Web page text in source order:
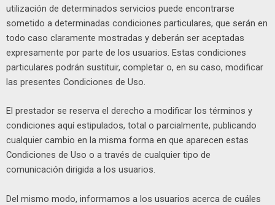
utilización de determinados servicios puede encontrarse
sometido a determinadas condiciones particulares, que serán en
todo caso claramente mostradas y deberán ser aceptadas
expresamente por parte de los usuarios. Estas condiciones
particulares podrán sustituir, completar o, en su caso, modificar
las presentes Condiciones de Uso.
El prestador se reserva el derecho a modificar los términos y
condiciones aquí estipulados, total o parcialmente, publicando
cualquier cambio en la misma forma en que aparecen estas
Condiciones de Uso o a través de cualquier tipo de
comunicación dirigida a los usuarios.
Del mismo modo, informamos a los usuarios acerca de cuáles